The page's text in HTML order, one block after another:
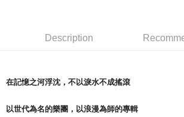
ATM Transfer
全家取貨付款
Description
在記憶之河浮沈，不以淚水不成搖滾
以世代為名的樂團，以浪漫為師的專輯